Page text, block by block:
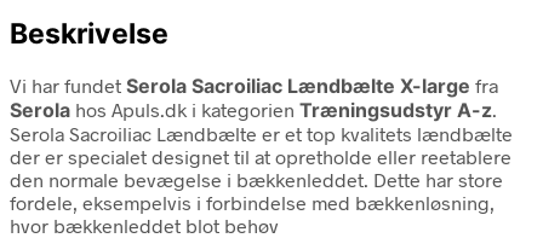
Beskrivelse
Vi har fundet Serola Sacroiliac Lændbælte X-large fra
Serola hos Apuls.dk i kategorien Træningsudstyr A-z.
Serola Sacroiliac Lændbælte er et top kvalitets lændbælte
der er specialet designet til at opretholde eller reetablere
den normale bevægelse i bækkenleddet. Dette har store
fordele, eksempelvis i forbindelse med bækkenløsning,
hvor bækkenleddet blot behøv